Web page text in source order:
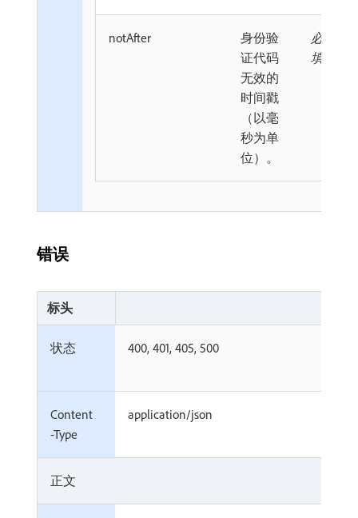
notAfter
身份验
证代码
无效的
时间戳
（以毫
秒为单
位）。
必
填
错误
标头
状态 400, 401, 405, 500
Content
-Type
application/json
正文